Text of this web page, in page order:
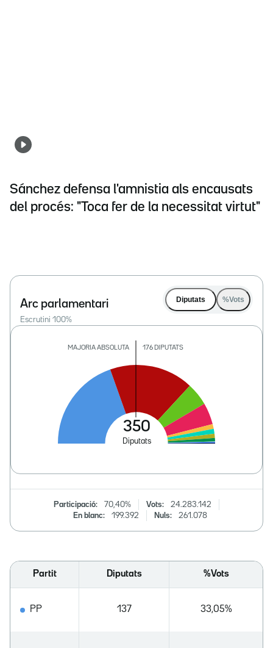
Sánchez defensa l'amnistia als encausats
del procés: "Toca fer de la necessitat virtut"
Arc parlamentari
Escrutini 100%
Diputats %Vots
Participació: 70,40% Vots:
24.283.142
En blanc:
199.392 Nuls: 261.078
Partit Diputats %Vots
PP 137 33,05%